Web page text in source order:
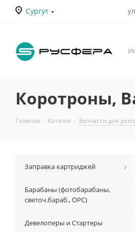
Сургут
Коротроны,
Главная - Каталог - Запчасти для
Заправка картриджей
Барабаны (фотобарабаны,
светоч.бараб., ОРС)
Девелоперы и Стартеры